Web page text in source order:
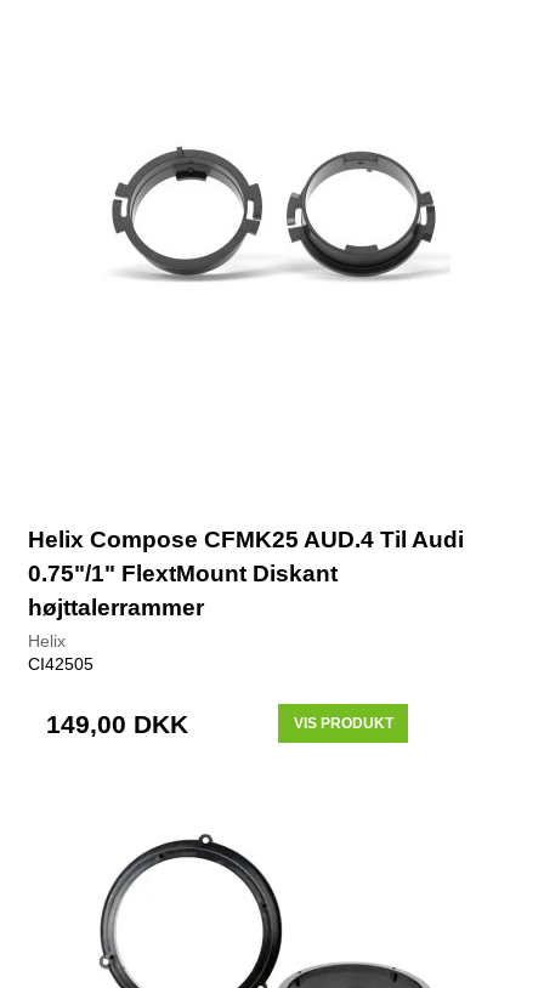
Helix Compose CFMK25 AUD.4 Til Audi
0.75"/1" FlextMount Diskant
højttalerrammer
Helix
CI42505
149,00 DKK VIS PRODUKT